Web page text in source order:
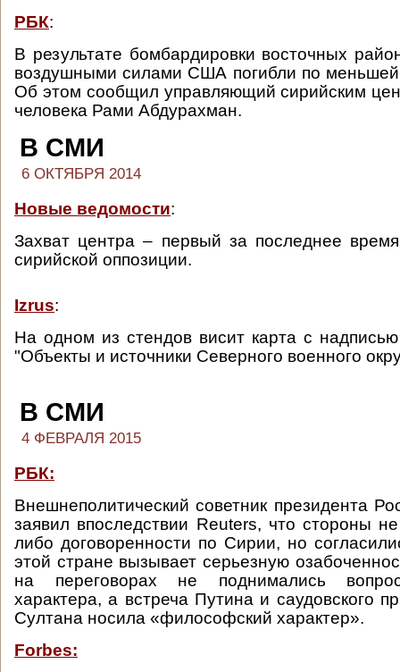
РБК:
В результате бомбардировки восточных
воздушными силами США погибли по
Об этом сообщил управляющий сирийским
человека Рами Абдурахман.
В СМИ
6 ОКТЯБРЯ 2014
Новые ведомости:
Захват центра – первый за последнее
сирийской оппозиции.
Izrus:
На одном из стендов висит карта с
"Объекты и источники Северного военного
В СМИ
4 ФЕВРАЛЯ 2015
РБК:
Внешнеполитический советник президента
заявил впоследствии Reuters, что стороны
либо договоренности по Сирии, но
этой стране вызывает серьезную
на переговорах не поднимались
характера, а встреча Путина и саудовского
Султана носила «философский характер».
Forbes: